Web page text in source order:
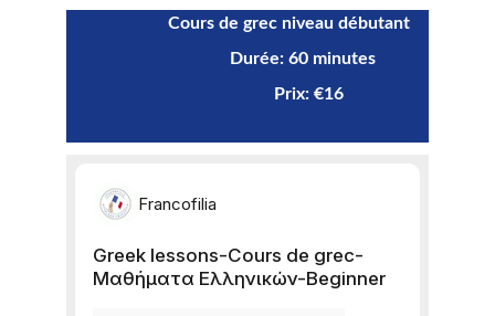
Cours de grec niveau débutant
                                     Durée: 60 minutes
     Prix: €16